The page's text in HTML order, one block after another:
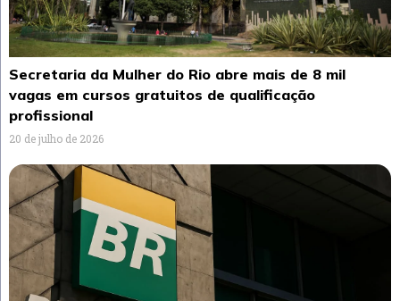
Secretaria da Mulher do Rio abre mais de 8 mil
vagas em cursos gratuitos de qualificação
profissional
20 de julho de 2026